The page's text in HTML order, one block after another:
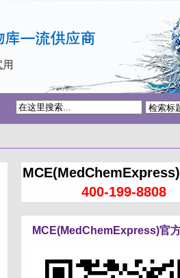
MCE(MedChemExpress)
400-199-8808
MCE(MedChemExpress)官